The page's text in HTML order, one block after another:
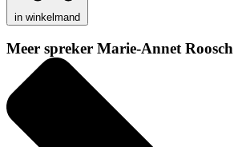
in winkelmand
Meer spreker Marie-Annet Roosch